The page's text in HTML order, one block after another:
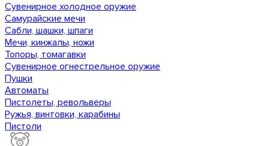
Сувенирное холодное оружие
Самурайские мечи
Сабли, шашки, шпаги
Мечи, кинжалы, ножи
Топоры, томагавки
Сувенирное огнестрельное оружие
Пушки
Автоматы
Пистолеты, револьверы
Ружья, винтовки, карабины
Пистоли